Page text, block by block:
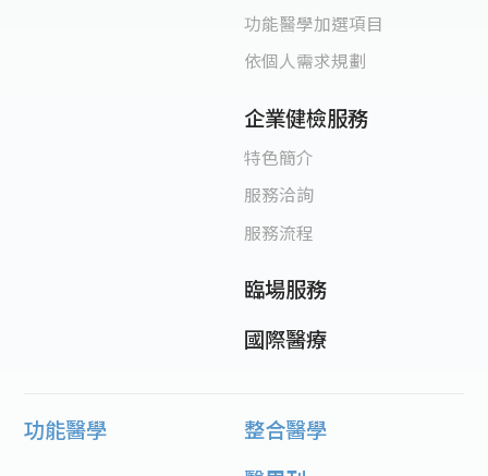
功能醫學加選項目
依個人需求規劃
企業健檢服務
特色簡介
服務洽詢
服務流程
臨場服務
國際醫療
功能醫學
整合醫學